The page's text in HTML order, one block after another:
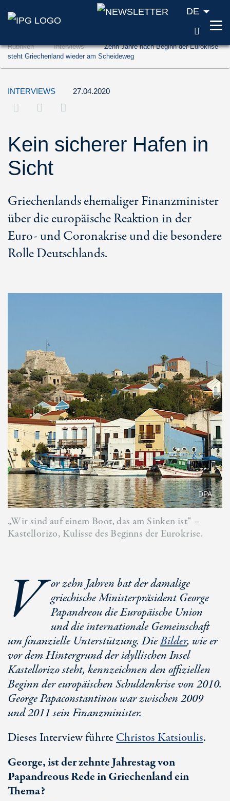
Zum Inhalt springen (Accesskey '1')
Zur Suche springen (Accesskey '2')
DE
Rubriken Interviews
Zehn Jahre nach Beginn der Eurokrise
steht Griechenland wieder am Scheideweg
INTERVIEWS 27.04.2020
Kein sicherer Hafen in
Sicht
Griechenlands ehemaliger Finanzminister
über die europäische Reaktion in der
Euro- und Coronakrise und die besondere
Rolle Deutschlands.
DPA
„Wir sind auf einem Boot, das am Sinken ist“ –
Kastellorizo, Kulisse des Beginns der Eurokrise.
V or zehn Jahren bat der damalige
griechische Ministerpräsident George
Papandreou die Europäische Union
und die internationale Gemeinschaft
um finanzielle Unterstützung. DieBilder, wie er
vor dem Hintergrund der idyllischen Insel
Kastellorizo steht, kennzeichnen den offiziellen
Beginn der europäischen Schuldenkrise von 2010.
George Papaconstantinou war zwischen 2009
und 2011 sein Finanzminister.
Dieses Interview führteChristos Katsioulis.
George, ist der zehnte Jahrestag von
Papandreous Rede in Griechenland ein
Thema?